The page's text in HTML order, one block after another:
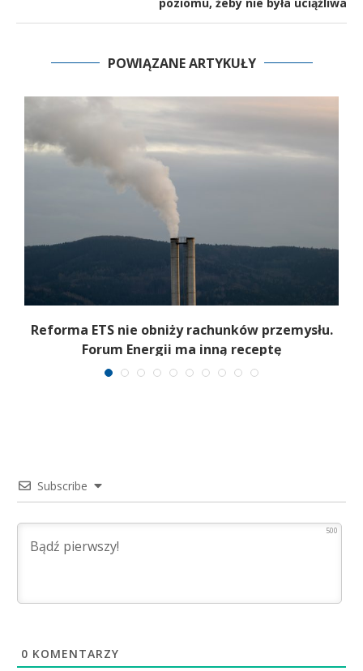
POWIĄZANE ARTYKUŁY
Reforma ETS nie obniży rachunków przemysłu.
Forum Energii ma inną receptę
Subscribe
500
0 KOMENTARZY